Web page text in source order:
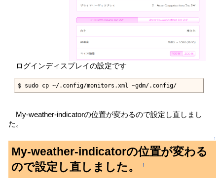
ログインディスプレイの設定です
$ sudo cp ~/.config/monitors.xml ~gdm/.config/
My-weather-indicatorの位置が変わるので設定し直しまし
た。
↑
My-weather-indicatorの位置が変わる
ので設定し直しました。
†